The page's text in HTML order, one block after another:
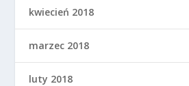
kwiecień 2018
marzec 2018
luty 2018